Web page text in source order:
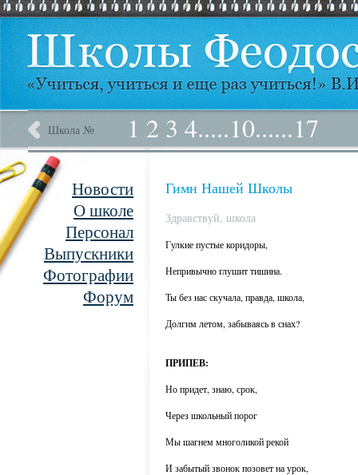
Школа № 1 2 3 4.....10......17
Новости
О школе
Персонал
Выпускники
Фотографии
Форум
Гимн Нашей Школы
Здравствуй, школа
Гулкие пустые коридоры,
Непривычно глушит тишина.
Ты без нас скучала, правда, школа,
Долгим летом, забываясь в снах?
ПРИПЕВ:
Но придет, знаю, срок,
Через школьный порог
Мы шагнем многоликой рекой
И забытый звонок позовет на урок,